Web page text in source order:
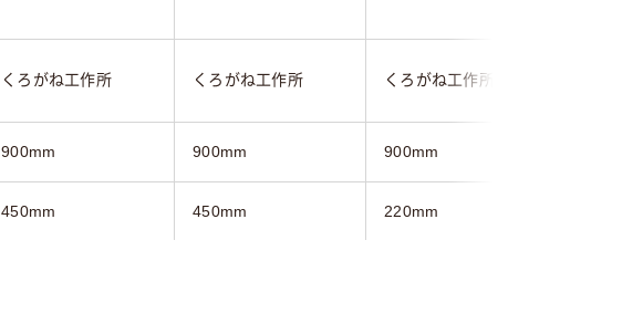
くろがね工作所 くろがね工作所 くろがね工作所
900mm 900mm 900mm
450mm 450mm 220mm